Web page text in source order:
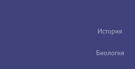
История
Биология